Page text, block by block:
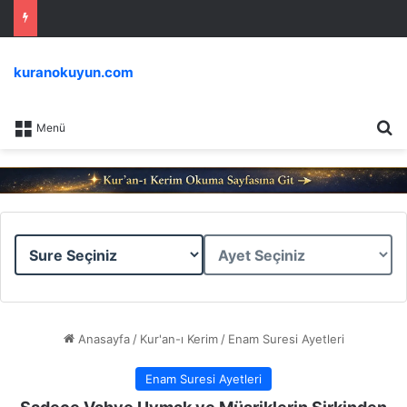
Menü
kuranokuyun.com
Sure
Ayet
Anasayfa / Kur'an-ı Kerim / Enam Suresi Ayetleri
Enam Suresi Ayetleri